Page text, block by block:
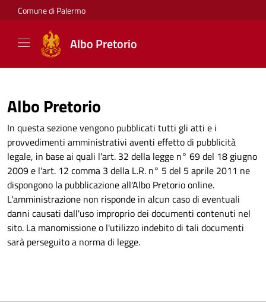
Comune di Palermo
Albo Pretorio
Albo Pretorio
In questa sezione vengono pubblicati tutti gli atti e i
provvedimenti amministrativi aventi effetto di pubblicità
legale, in base ai quali l'art. 32 della legge n° 69 del 18 giugno
2009 e l'art. 12 comma 3 della L.R. n° 5 del 5 aprile 2011 ne
dispongono la pubblicazione all'Albo Pretorio online.
L'amministrazione non risponde in alcun caso di eventuali
danni causati dall'uso improprio dei documenti contenuti nel
sito. La manomissione o l'utilizzo indebito di tali documenti
sarà perseguito a norma di legge.